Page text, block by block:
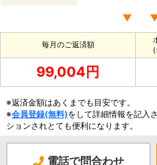
毎月のご返済額
99,004円
※返済金額はあくまでも目安です。
※会員登録(無料)をして詳細情報を記入
ションされとても便利になります。
電話で問合わせ